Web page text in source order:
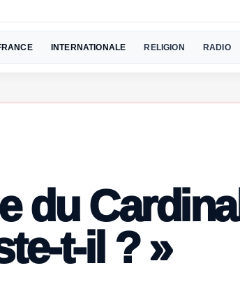
INTERNATIONALE RELIGION RADIO
du Cardinal
t-il ? »